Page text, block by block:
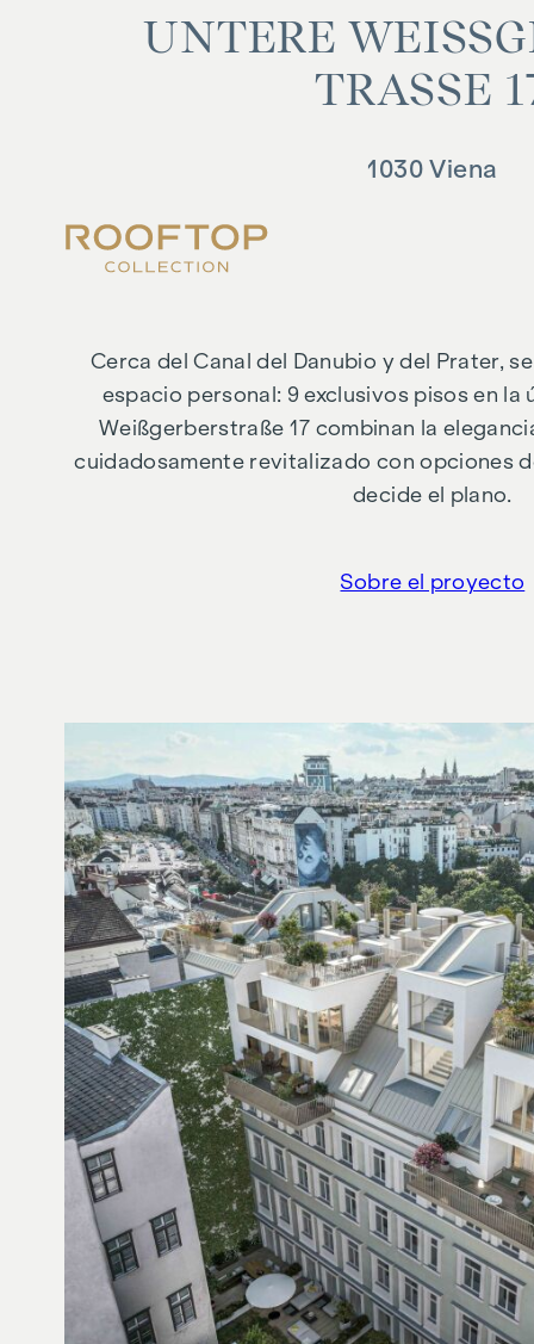
UN­TE­RE
RASSE 17
1030 Viena
Cerca del Canal del Danubio y del Prater,
espacio personal: 9 exclusivos pisos en la
Weißgerberstraße 17 combinan la
cuidadosamente revitalizado con opciones
decide el plano.
Sobre el proyecto